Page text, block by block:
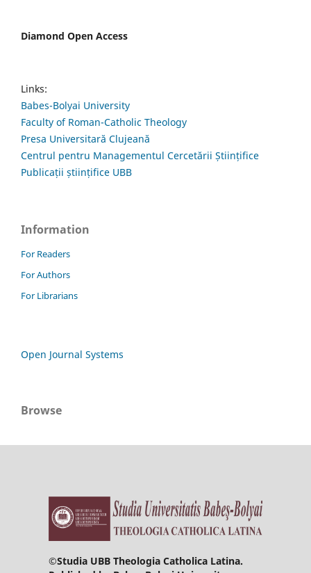
Diamond Open Access
Links:
Babes-Bolyai University
Faculty of Roman-Catholic Theology
Presa Universitară Clujeană
Centrul pentru Managementul Cercetării Științifice
Publicații științifice UBB
Information
For Readers
For Authors
For Librarians
Open Journal Systems
Browse
©Studia UBB Theologia Catholica Latina.